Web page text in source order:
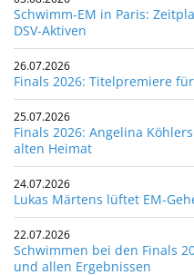
Schwimm-EM in Paris:
DSV-Aktiven
26.07.2026
Finals 2026: Titelpremiere
25.07.2026
Finals 2026: Angelina
alten Heimat
24.07.2026
Lukas Märtens lüftet EM-
22.07.2026
Schwimmen bei den Finals
und allen Ergebnissen